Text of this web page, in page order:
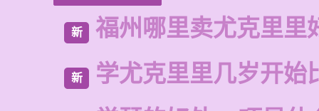
新 福州哪里卖尤克里里
新
学尤克里里几岁开始